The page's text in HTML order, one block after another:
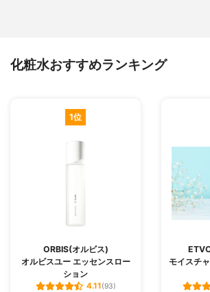
化粧水おすすめランキング
1位
ORBIS(オルビス)
オルビスユー エッセンスロー
ション
4.11(93)
モイスチ